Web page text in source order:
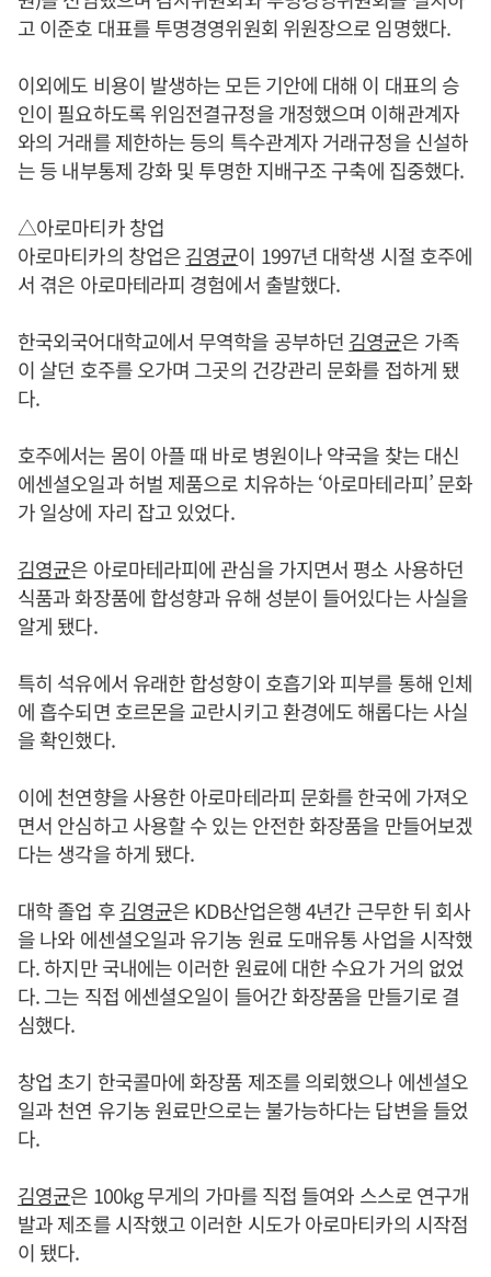
고 이준호 대표를 투명경영위원회 위원장으로 임명했다.
이외에도 비용이 발생하는 모든 기안에 대해 이 대표의 승
인이 필요하도록 위임전결규정을 개정했으며 이해관계자
와의 거래를 제한하는 등의 특수관계자 거래규정을 신설하
는 등 내부통제 강화 및 투명한 지배구조 구축에 집중했다.
△아로마티카 창업
아로마티카의 창업은김영균이 1997년 대학생 시절 호주에
서 겪은 아로마테라피 경험에서 출발했다.
한국외국어대학교에서 무역학을 공부하던 김영균은 가족
이 살던 호주를 오가며 그곳의 건강관리 문화를 접하게 됐
다.
호주에서는 몸이 아플 때 바로 병원이나 약국을 찾는 대신
에센셜오일과 허벌 제품으로 치유하는 ‘아로마테라피’ 문화
가 일상에 자리 잡고 있었다.
김영균은 아로마테라피에 관심을 가지면서 평소 사용하던
식품과 화장품에 합성향과 유해 성분이 들어있다는 사실을
알게 됐다.
특히 석유에서 유래한 합성향이 호흡기와 피부를 통해 인체
에 흡수되면 호르몬을 교란시키고 환경에도 해롭다는 사실
을 확인했다.
이에 천연향을 사용한 아로마테라피 문화를 한국에 가져오
면서 안심하고 사용할 수 있는 안전한 화장품을 만들어보겠
다는 생각을 하게 됐다.
대학 졸업 후김영균은 KDB산업은행 4년간 근무한 뒤 회사
을 나와 에센셜오일과 유기농 원료 도매유통 사업을 시작했
다. 하지만 국내에는 이러한 원료에 대한 수요가 거의 없었
다. 그는 직접 에센셜오일이 들어간 화장품을 만들기로 결
심했다.
창업 초기 한국콜마에 화장품 제조를 의뢰했으나 에센셜오
일과 천연 유기농 원료만으로는 불가능하다는 답변을 들었
다.
김영균은 100kg 무게의 가마를 직접 들여와 스스로 연구개
발과 제조를 시작했고 이러한 시도가 아로마티카의 시작점
이 됐다.